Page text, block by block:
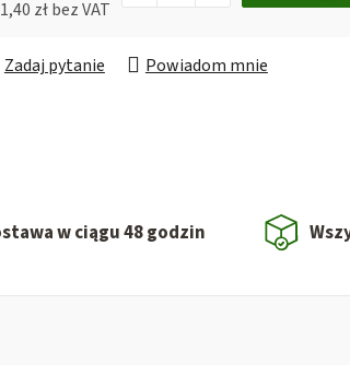
zł bez VAT
Zadaj pytanie Powiadom mnie
w ciągu 48 godzin